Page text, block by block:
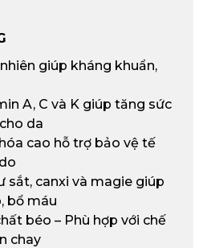
giúp kháng khuẩn,
A, C và K giúp tăng sức
da
cao hỗ trợ bảo vệ tế
sắt, canxi và magie giúp
bổ máu
béo – Phù hợp với chế
chay